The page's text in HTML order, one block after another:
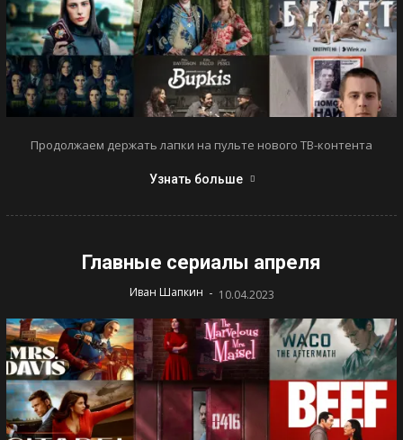
Продолжаем держать лапки на пульте нового ТВ-контента
Узнать больше
Главные сериалы апреля
Иван Шапкин - 10.04.2023